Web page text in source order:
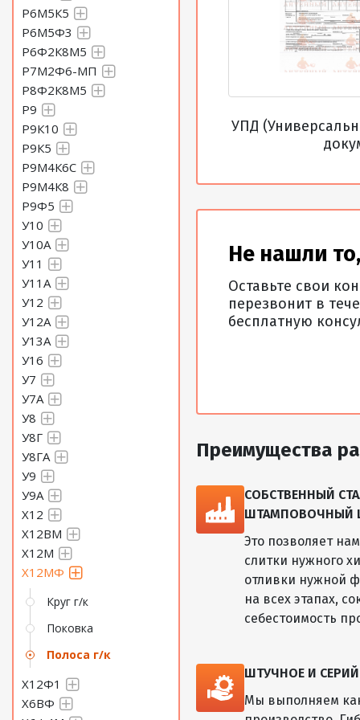
Р6М5К5
Р6М5Ф3
Р6Ф2К8М5
Р7М2Ф6-МП
Р8Ф2К8М5
Р9
Р9К10
Р9К5
Р9М4К6С
Р9М4К8
Р9Ф5
У10
У10А
У11
У11А
У12
У12А
У13А
У16
У7
У7А
У8
У8Г
У8ГА
У9
У9А
Х12
Х12ВМ
Х12М
Х12МФ
Круг г/к
Поковка
Полоса г/к
Х12Ф1
Х6ВФ
Полоса 55 Сталь Х12МФ
Полоса 56 Сталь Х12МФ
Полоса 60 Сталь Х12МФ
УПД
Не нашли
Оставьте свои
перезвонит в
бесплатную
Преимущества
СОБСТВЕННЫЙ
ШТАМПОВОЧНЫЙ
Это позволяет
слитки нужного
отливки нужной
на всех этапах,
себестоимость
ШТУЧНОЕ И
Мы выполняем